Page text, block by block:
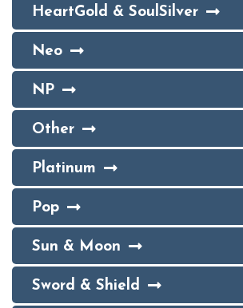
HeartGold & SoulSilver
Neo
NP
Other
Platinum
Pop
Sun & Moon
Sword & Shield